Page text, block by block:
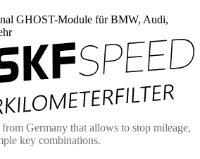
GHOST-Module für BMW, Audi,
Germany that allows to stop mileage,
key combinations.